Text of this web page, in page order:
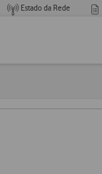
Estado da Rede